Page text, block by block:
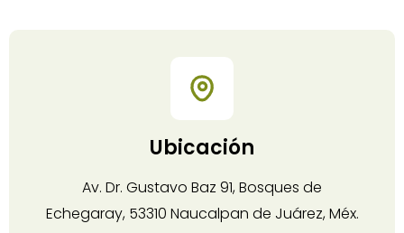
Ubicación
Av. Dr. Gustavo Baz 91, Bosques de
Echegaray, 53310 Naucalpan de Juárez, Méx.